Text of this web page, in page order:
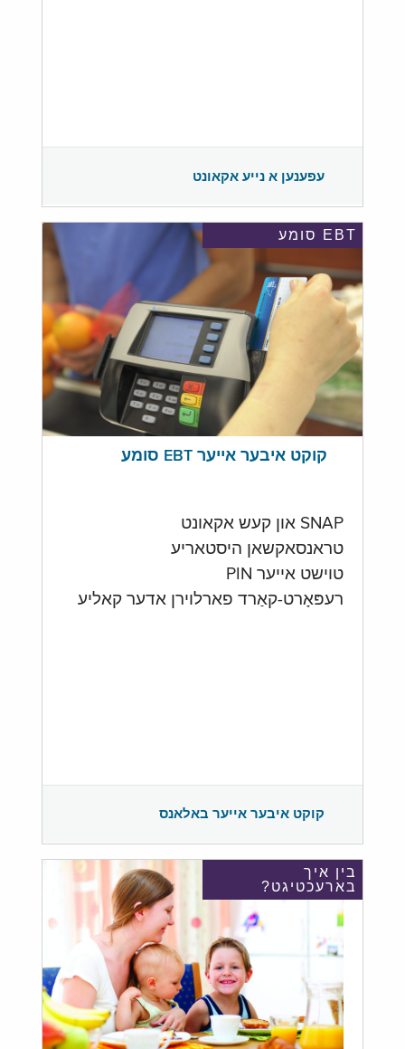
עפענען א נייע אקאונט
EBT סומע
קוקט איבער אייער EBT סומע
SNAP און קעש אקאונט
טראנסאקשאן היסטאריע
טוישט אייער PIN
רעפּאָרט-קאַרד פארלוירן אדער קאליע
קוקט איבער אייער באלאנס
בין איך
בארעכטיגט?